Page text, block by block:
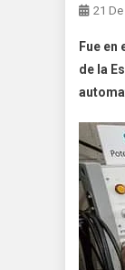
21
Fue
de la